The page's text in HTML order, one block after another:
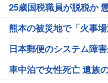
25歳国税職員が脱税か
熊本の被災地で「火事
日本郵便のシステム障
車中泊で女性死亡 遺族